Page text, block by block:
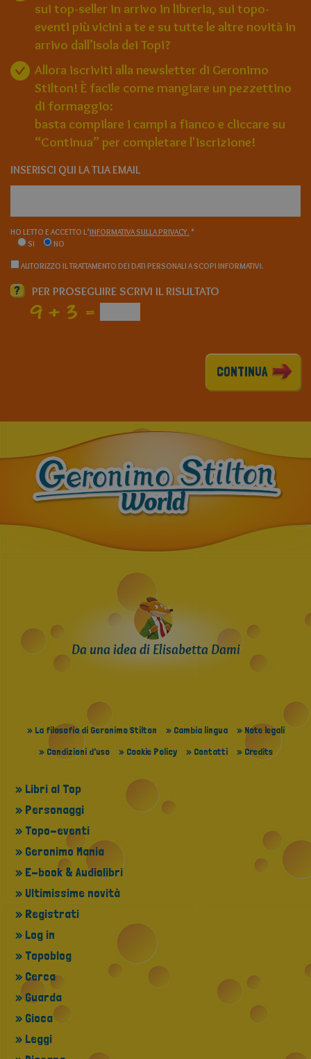
sui top-seller in arrivo in libreria, sui topo-
eventi più vicini a te e su tutte le altre novità in
arrivo dall’Isola dei Topi?
Allora iscriviti alla newsletter di Geronimo
Stilton! È facile come mangiare un pezzettino
di formaggio:
basta compilare i campi a fianco e cliccare su
“Continua” per completare l'iscrizione!
INSERISCI QUI LA TUA EMAIL
HO LETTO E ACCETTO L’INFORMATIVA SULLA PRIVACY. *
SI
NO
AUTORIZZO IL TRATTAMENTO DEI DATI PERSONALI A SCOPI INFORMATIVI.
? PER PROSEGUIRE SCRIVI IL RISULTATO
Da una idea di Elisabetta Dami
» La filosofia di Geronimo Stilton » Cambia lingua
» Note legali
» Condizioni d'uso
» Cookie Policy » Contatti » Credits
» Libri al Top
» Personaggi
» Topo-eventi
» Geronimo Mania
» E-book & Audiolibri
» Ultimissime novità
» Registrati
» Log in
» Topoblog
» Cerca
» Guarda
» Gioca
» Leggi